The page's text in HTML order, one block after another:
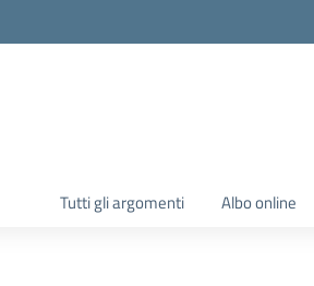
Tutti gli argomenti Albo online